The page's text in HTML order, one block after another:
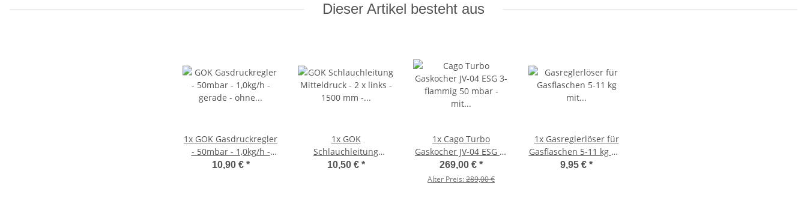
Dieser Artikel besteht aus
1x GOK Gasdruckregler
- 50mbar - 1,0kg/h -
gerade - ohne
10,90 € *
1x GOK
Schlauchleitung
Mitteldruck - 2 x links -
10,50 € *
1x Cago Turbo
Gaskocher JV-04 ESG 3-
flammig 50 mbar - mit
Glaskochfeld
269,00 € *
Alter Preis:289,00 €
1x Gasreglerlöser für
Gasflaschen 5-11 kg mit
Magnet + Schlüssel
9,95 € *